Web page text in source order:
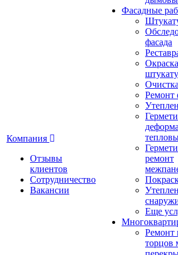
Компания
Отзывы
клиентов
Сотрудничество
Вакансии
Фасадные
фасада
Ремонт
ремонт
Еще
Ремонт
торцов